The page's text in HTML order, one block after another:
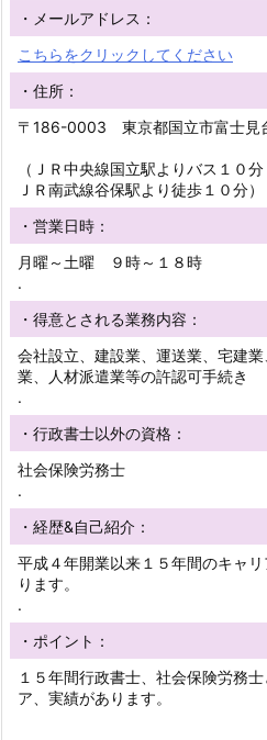
・メールアドレス：
こちらをクリックしてください
・住所：
〒186-0003 東京都国立市富士見
（ＪＲ中央線国立駅よりバス１０分
ＪＲ南武線谷保駅より徒歩１０分）
・営業日時：
月曜～土曜 ９時～１８時
.
・得意とされる業務内容：
会社設立、建設業、運送業、宅建
業、人材派遣業等の許認可手続き
.
・行政書士以外の資格：
社会保険労務士
.
・経歴&自己紹介：
平成４年開業以来１５年間のキャリ
ります。
.
・ポイント：
１５年間行政書士、社会保険労務
ア、実績があります。